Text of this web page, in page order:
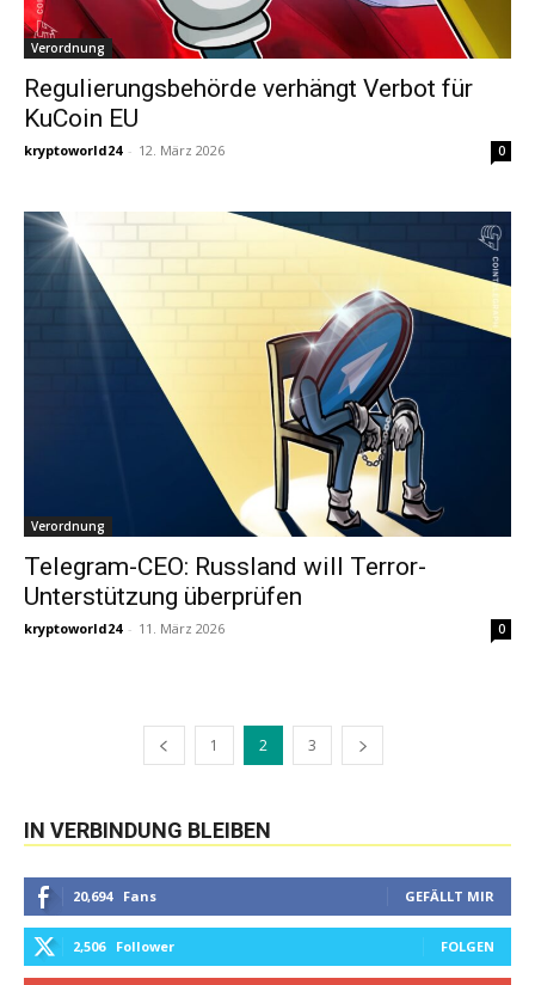
Verordnung
Regulierungsbehörde verhängt Verbot für
KuCoin EU
kryptoworld24 - 12. März 2026 0
Verordnung
Telegram-CEO: Russland will Terror-
Unterstützung überprüfen
kryptoworld24 - 11. März 2026 0
1 2 3
IN VERBINDUNG BLEIBEN
20,694 Fans GEFÄLLT MIR
2,506 Follower FOLGEN